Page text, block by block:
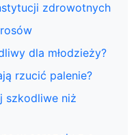
zdrowotnych
dla młodzieży?
rzucić palenie?
szkodliwe niż